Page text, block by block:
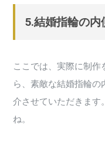
5.結婚指輪の
ここでは、実際に制
ら、素敵な結婚指輪
介させていただきます
ね。